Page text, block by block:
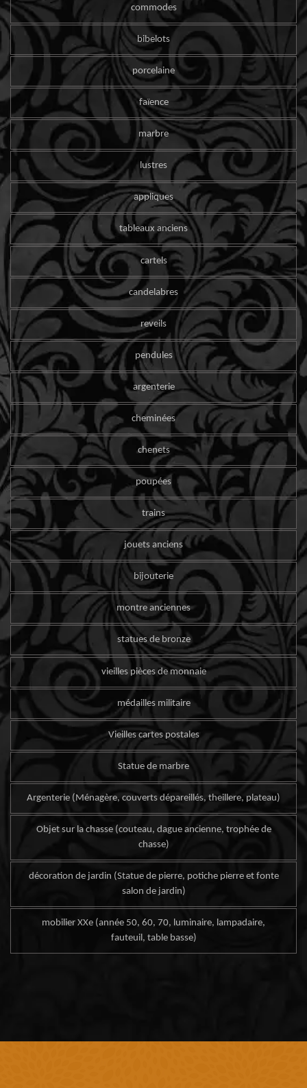
commodes
bibelots
porcelaine
faïence
marbre
lustres
appliques
tableaux anciens
cartels
candelabres
reveils
pendules
argenterie
cheminées
chenets
poupées
trains
jouets anciens
bijouterie
montre anciennes
statues de bronze
vieilles pièces de monnaie
médailles militaire
Vieilles cartes postales
Statue de marbre
Argenterie (Ménagère, couverts dépareillés, theillere, plateau)
Objet sur la chasse (couteau, dague ancienne, trophée de
chasse)
décoration de jardin (Statue de pierre, potiche pierre et fonte
salon de jardin)
mobilier XXe (année 50, 60, 70, luminaire, lampadaire,
fauteuil, table basse)